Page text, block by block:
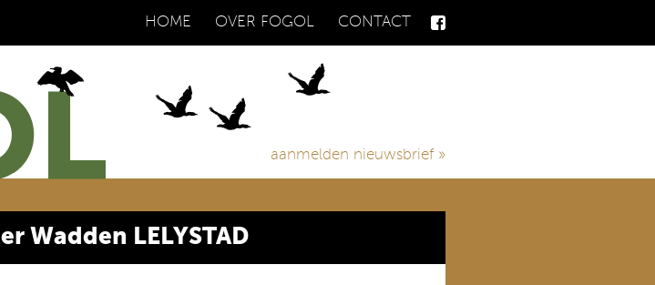
HOME OVER FOGOL CONTACT
aanmelden nieuwsbrief »
Wadden LELYSTAD